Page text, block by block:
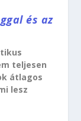
és az
teljesen
átlagos
lesz